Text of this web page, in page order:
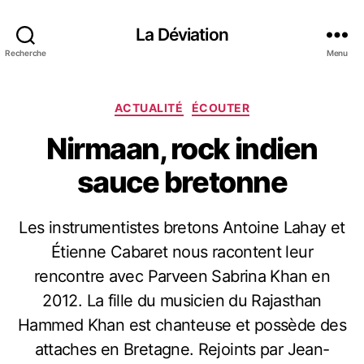
Recherche
La Déviation
Menu
C
t
é
g
o
i
e
ACTUALITÉ ÉCOUTER
Nirmaan, rock indien
sauce bretonne
Les instrumentistes bretons Antoine Lahay et
Étienne Cabaret nous racontent leur
rencontre avec Parveen Sabrina Khan en
2012. La fille du musicien du Rajasthan
Hammed Khan est chanteuse et possède des
attaches en Bretagne. Rejoints par Jean-